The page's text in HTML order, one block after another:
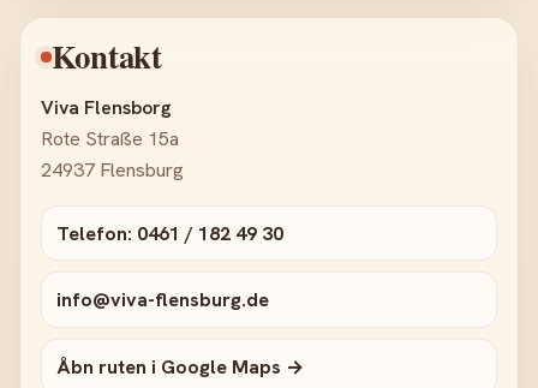
Kontakt
Viva Flensborg
Rote Straße 15a
24937 Flensburg
Telefon: 0461 / 182 49 30
info@viva-flensburg.de
Åbn ruten i Google Maps →